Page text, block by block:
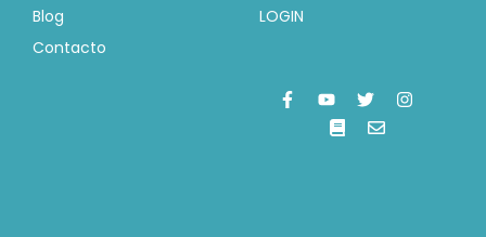
Blog
Contacto
LOGIN